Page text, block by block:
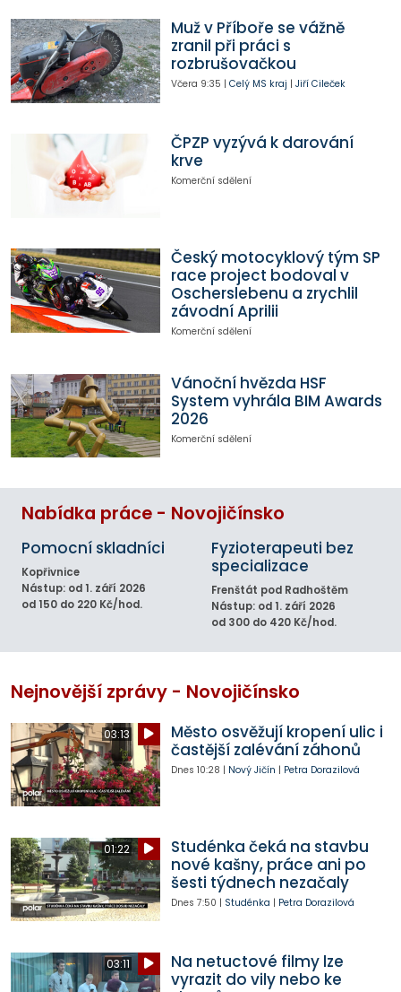
Muž v Příboře se vážně
zranil při práci s
rozbrušovačkou
Včera 9:35 | Celý MS kraj | Jiří Cileček
ČPZP vyzývá k darování
krve
Komerční sdělení
Český motocyklový tým SP
race project bodoval v
Oscherslebenu a zrychlil
závodní Aprilii
Komerční sdělení
Vánoční hvězda HSF
System vyhrála BIM Awards
2026
Komerční sdělení
Nabídka práce - Novojičínsko
Pomocní skladníci
Kopřivnice
Nástup: od 1. září 2026
od 150 do 220 Kč/hod.
Fyzioterapeuti bez
specializace
Frenštát pod Radhoštěm
Nástup: od 1. září 2026
od 300 do 420 Kč/hod.
Nejnovější zprávy - Novojičínsko
03:13
Město osvěžují kropení ulic i
častější zalévání záhonů
Dnes 10:28 | Nový Jičín | Petra Dorazilová
01:22
Studénka čeká na stavbu
nové kašny, práce ani po
šesti týdnech nezačaly
Dnes 7:50 | Studénka | Petra Dorazilová
03:11
Na netuctové filmy lze
vyrazit do vily nebo ke